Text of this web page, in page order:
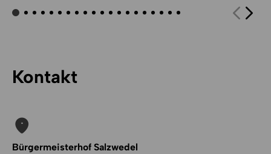
Kontakt
Bürgermeisterhof Salzwedel